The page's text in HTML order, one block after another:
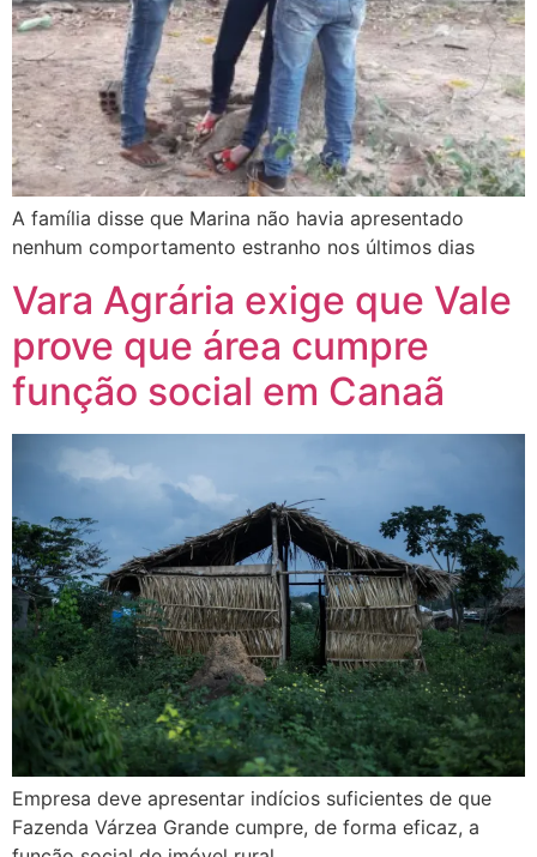
A família disse que Marina não havia apresentado
nenhum comportamento estranho nos últimos dias
Vara Agrária exige que Vale
prove que área cumpre
função social em Canaã
Empresa deve apresentar indícios suficientes de que
Fazenda Várzea Grande cumpre, de forma eficaz, a